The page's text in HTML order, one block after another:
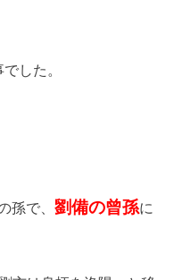
した。
孫で、劉備の曾孫に